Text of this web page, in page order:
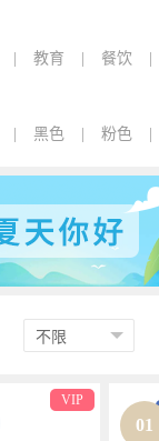
教育 餐饮
黑色 粉色
VIP
01